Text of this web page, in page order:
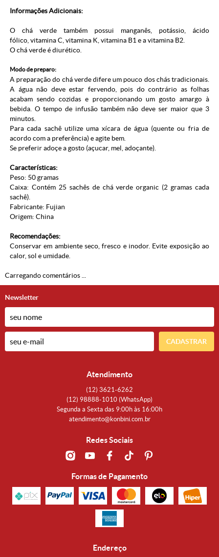
Informações Adicionais:
O chá verde também possui manganês, potássio, ácido
fólico, vitamina C, vitamina K, vitamina B1 e a vitamina B2.
O chá verde é diurético.
Modo de preparo:
A preparação do chá verde difere um pouco dos chás tradicionais.
A água não deve estar fervendo, pois do contrário as folhas
acabam sendo cozidas e proporcionando um gosto amargo à
bebida. O tempo de infusão também não deve ser maior que 3
minutos.
Para cada sachê utilize uma xícara de água (quente ou fria de
acordo com a preferência) e agite bem.
Se preferir adoçe a gosto (açucar, mel, adoçante).
Características:
Peso: 50 gramas
Caixa: Contém 25 sachês de chá verde organic (2 gramas cada
sachê).
Fabricante: Fujian
Origem: China
Recomendações:
Conservar em ambiente seco, fresco e inodor. Evite exposição ao
calor, sol e umidade.
Carregando comentários ...
Newsletter
CADASTRAR
Atendimento
(12) 3621-6262
(12) 98888-1010 (WhatsApp)
Segunda a Sexta das 9:00h às 16:00h
atendimento@konbini.com.br
Redes Sociais
Formas de Pagamento
Endereço